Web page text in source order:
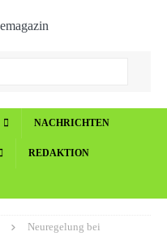
NACHRICHTEN
REDAKTION
Neuregelung bei